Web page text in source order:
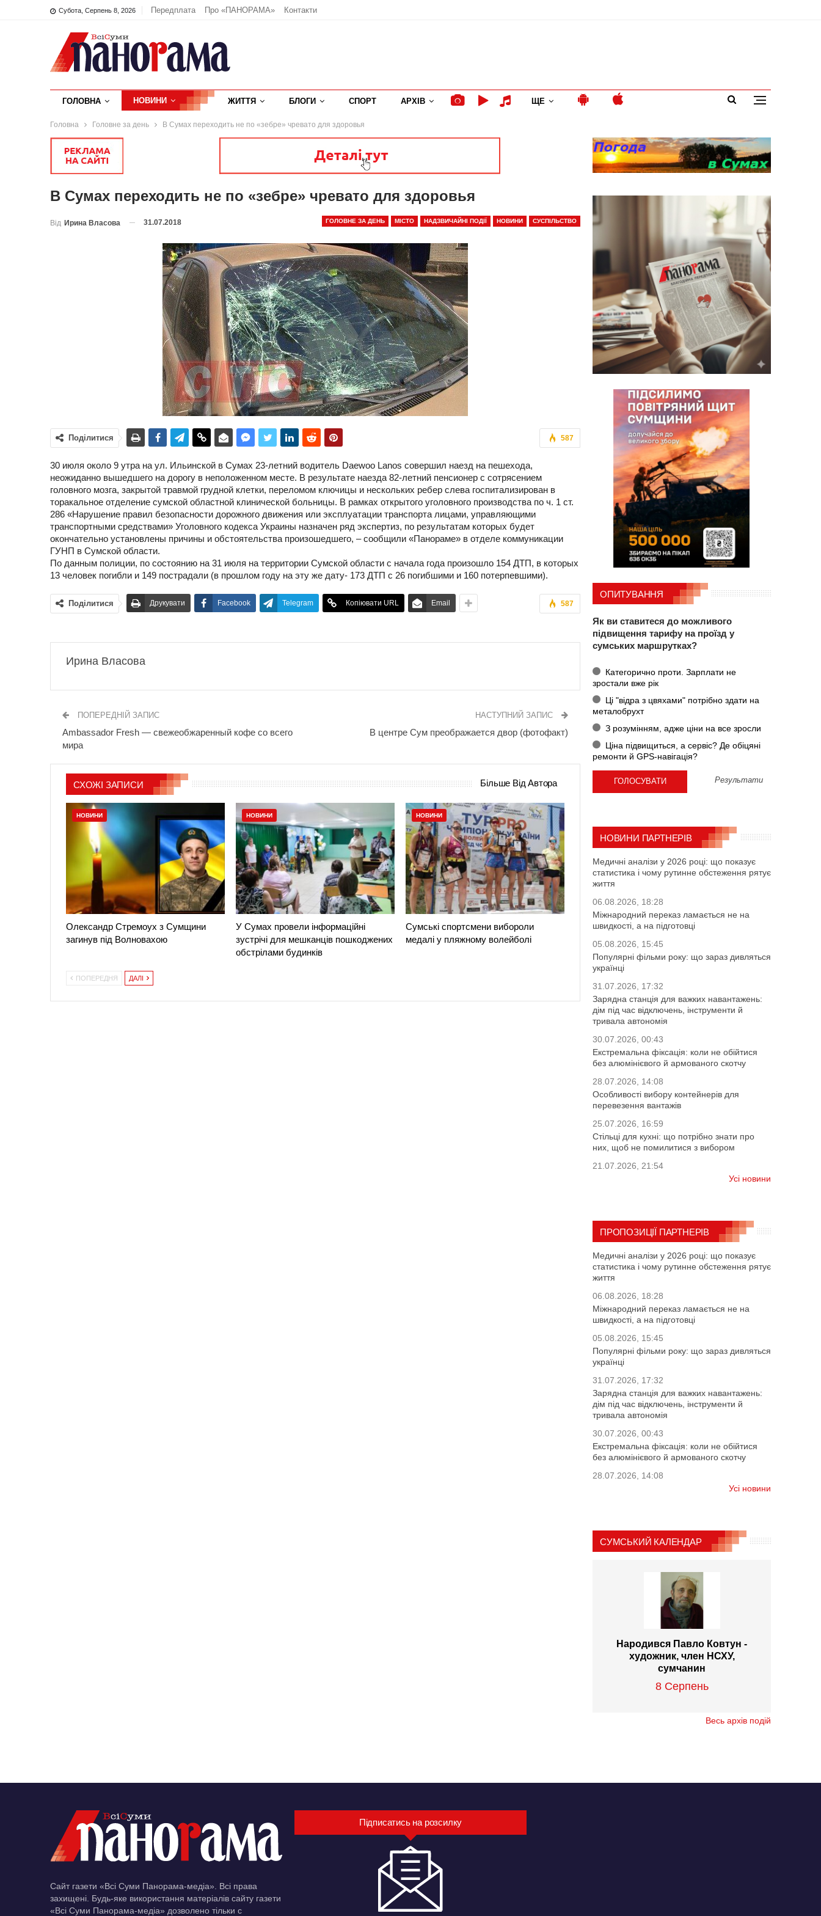
Субота, Серпень 8, 2026 Передплата Про «ПАНОРАМА» Контакти
ГОЛОВНА НОВИНИ ЖИТТЯ БЛОГИ СПОРТ АРХІВ ЩЕ
Головна Головне за день В Сумах переходить не по «зебре» чревато для здоровья
В Сумах переходить не по «зебре» чревато для здоровья
ГОЛОВНЕ ЗА ДЕНЬ МІСТО НАДЗВИЧАЙНІ ПОДІЇ НОВИНИ СУСПІЛЬСТВО
Від Ирина Власова 31.07.2018
587
Поділитися
30 июля около 9 утра на ул. Ильинской в Сумах 23-летний водитель Daewoo Lanos совершил наезд на пешехода,
неожиданно вышедшего на дорогу в неположенном месте. В результате наезда 82-летний пенсионер с сотрясением
головного мозга, закрытой травмой грудной клетки, переломом ключицы и нескольких ребер слева госпитализирован в
торакальное отделение сумской областной клинической больницы. В рамках открытого уголовного производства по ч. 1 ст.
286 «Нарушение правил безопасности дорожного движения или эксплуатации транспорта лицами, управляющими
транспортными средствами» Уголовного кодекса Украины назначен ряд экспертиз, по результатам которых будет
окончательно установлены причины и обстоятельства произошедшего, – сообщили «Панораме» в отделе коммуникации
ГУНП в Сумской области.
По данным полиции, по состоянию на 31 июля на территории Сумской области с начала года произошло 154 ДТП, в которых
13 человек погибли и 149 пострадали (в прошлом году на эту же дату- 173 ДТП с 26 погибшими и 160 потерпевшими).
587
Поділитися Друкувати Facebook Telegram Копіювати URL Email
Ирина Власова
ПОПЕРЕДНІЙ ЗАПИС
Ambassador Fresh — свежеобжаренный кофе со всего
мира
НАСТУПНИЙ ЗАПИС
В центре Сум преображается двор (фотофакт)
СХОЖІ ЗАПИСИ Більше Від Автора
НОВИНИ
Олександр Стремоух з Сумщини
загинув під Волновахою
НОВИНИ
У Сумах провели інформаційні
зустрічі для мешканців пошкоджених
обстрілами будинків
НОВИНИ
Сумські спортсмени вибороли
медалі у пляжному волейболі
ПОПЕРЕДНЯ ДАЛІ
ОПИТУВАННЯ
Як ви ставитеся до можливого
підвищення тарифу на проїзд у
сумських маршрутках?
Категорично проти. Зарплати не
зростали вже рік
Ці "відра з цвяхами" потрібно здати на
металобрухт
З розумінням, адже ціни на все зросли
Ціна підвищиться, а сервіс? Де обіцяні
ремонти й GPS-навігація?
Результати
НОВИНИ ПАРТНЕРІВ
Медичні аналізи у 2026 році: що показує
статистика і чому рутинне обстеження рятує
життя
06.08.2026, 18:28
Міжнародний переказ ламається не на
швидкості, а на підготовці
05.08.2026, 15:45
Популярні фільми року: що зараз дивляться
українці
31.07.2026, 17:32
Зарядна станція для важких навантажень:
дім під час відключень, інструменти й
тривала автономія
30.07.2026, 00:43
Екстремальна фіксація: коли не обійтися
без алюмінієвого й армованого скотчу
28.07.2026, 14:08
Особливості вибору контейнерів для
перевезення вантажів
25.07.2026, 16:59
Стільці для кухні: що потрібно знати про
них, щоб не помилитися з вибором
21.07.2026, 21:54
Усі новини
ПРОПОЗИЦІЇ ПАРТНЕРІВ
Медичні аналізи у 2026 році: що показує
статистика і чому рутинне обстеження рятує
життя
06.08.2026, 18:28
Міжнародний переказ ламається не на
швидкості, а на підготовці
05.08.2026, 15:45
Популярні фільми року: що зараз дивляться
українці
31.07.2026, 17:32
Зарядна станція для важких навантажень:
дім під час відключень, інструменти й
тривала автономія
30.07.2026, 00:43
Екстремальна фіксація: коли не обійтися
без алюмінієвого й армованого скотчу
28.07.2026, 14:08
Усі новини
СУМСЬКИЙ КАЛЕНДАР
Народився Павло Ковтун -
художник, член НСХУ,
сумчанин
8 Серпень
Весь архів подій
Сайт газети «Всі Суми Панорама-медіа». Всі права
захищені. Будь-яке використання матеріалів сайту газети
«Всі Суми Панорама-медіа» дозволено тільки c
Підписатись на розсилку